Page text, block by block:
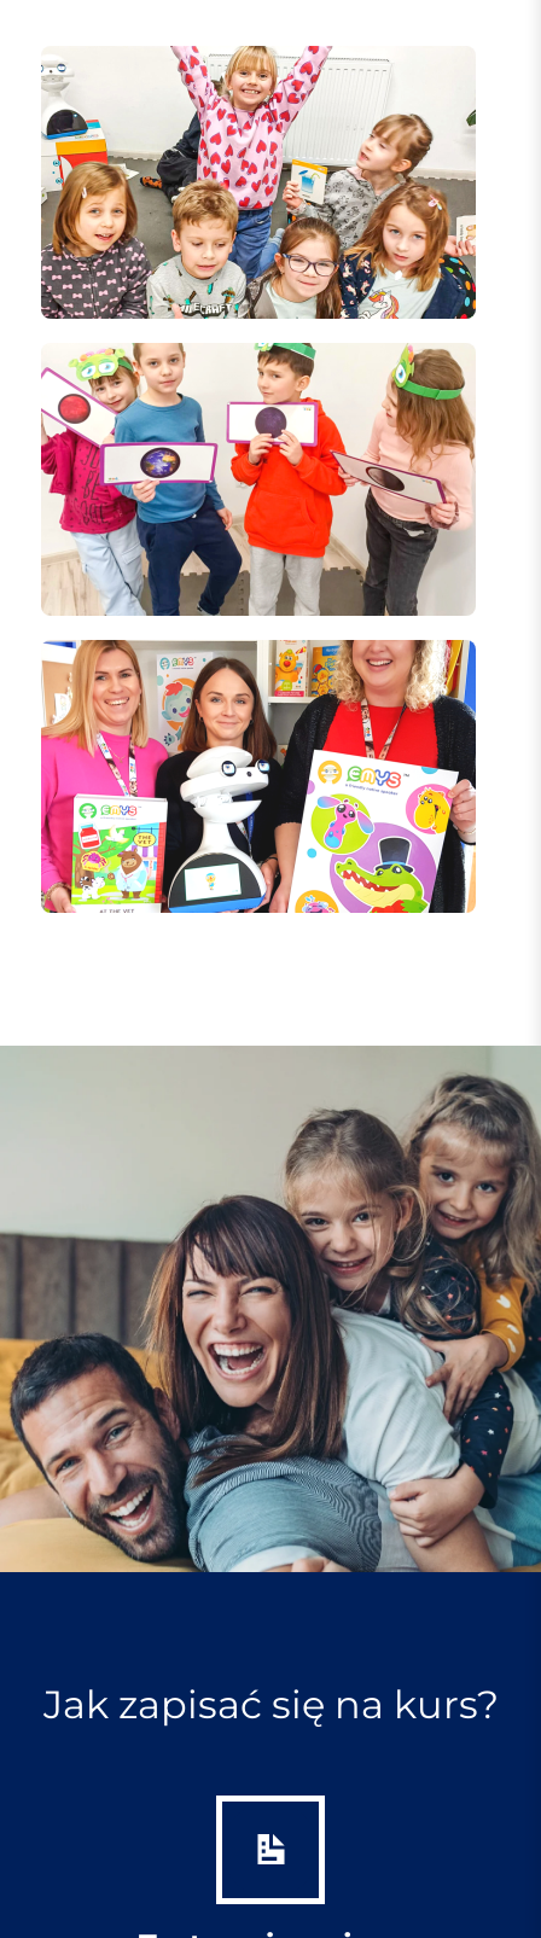
Jak zapisać się na kurs?